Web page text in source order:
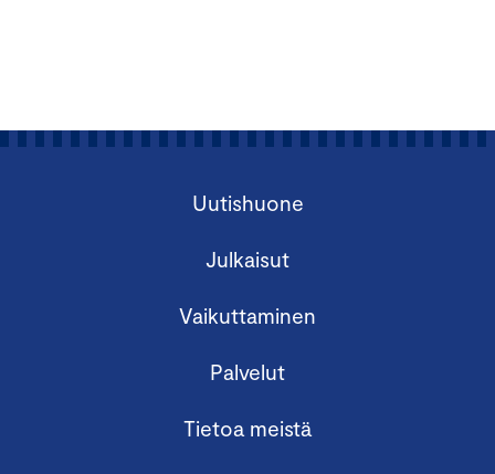
Uutishuone
Julkaisut
Vaikuttaminen
Palvelut
Tietoa meistä